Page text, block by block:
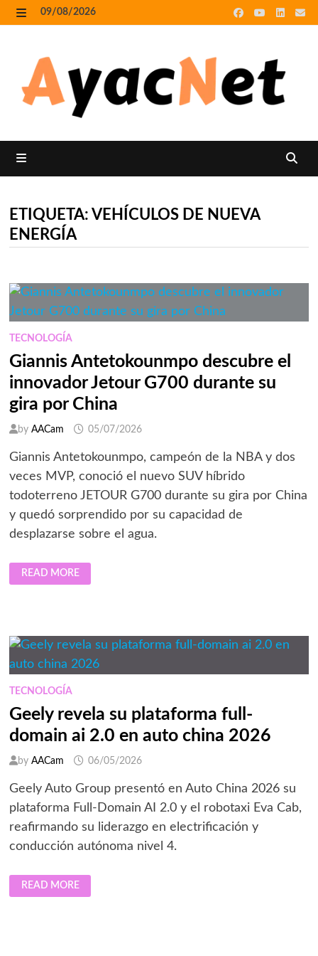
Skip
to
09/08/2026
ETIQUETA: VEHÍCULOS DE NUEVA
ENERGÍA
TECNOLOGÍA
Giannis Antetokounmpo descubre el
innovador Jetour G700 durante su
gira por China
by AACam 05/07/2026
Giannis Antetokounmpo, campeón de la NBA y dos
veces MVP, conoció el nuevo SUV híbrido
todoterreno JETOUR G700 durante su gira por China
y quedó sorprendido por su capacidad de
desplazarse sobre el agua.
GIANNIS
ANTETOKOUNMPO
DESCUBRE
DURANTE
SU
GIRA
POR
CHINA
READ MORE
TECNOLOGÍA
Geely revela su plataforma full-
domain ai 2.0 en auto china 2026
by AACam 06/05/2026
Geely Auto Group presentó en Auto China 2026 su
plataforma Full-Domain AI 2.0 y el robotaxi Eva Cab,
reafirmando su liderazgo en electrificación y
conducción autónoma nivel 4.
GEELY
REVELA
SU
READ MORE